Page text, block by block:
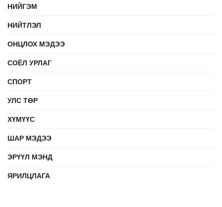
НИЙГЭМ
НИЙТЛЭЛ
ОНЦЛОХ МЭДЭЭ
СОЁЛ УРЛАГ
СПОРТ
УЛС ТӨР
ХҮМҮҮС
ШАР МЭДЭЭ
ЭРҮҮЛ МЭНД
ЯРИЛЦЛАГА